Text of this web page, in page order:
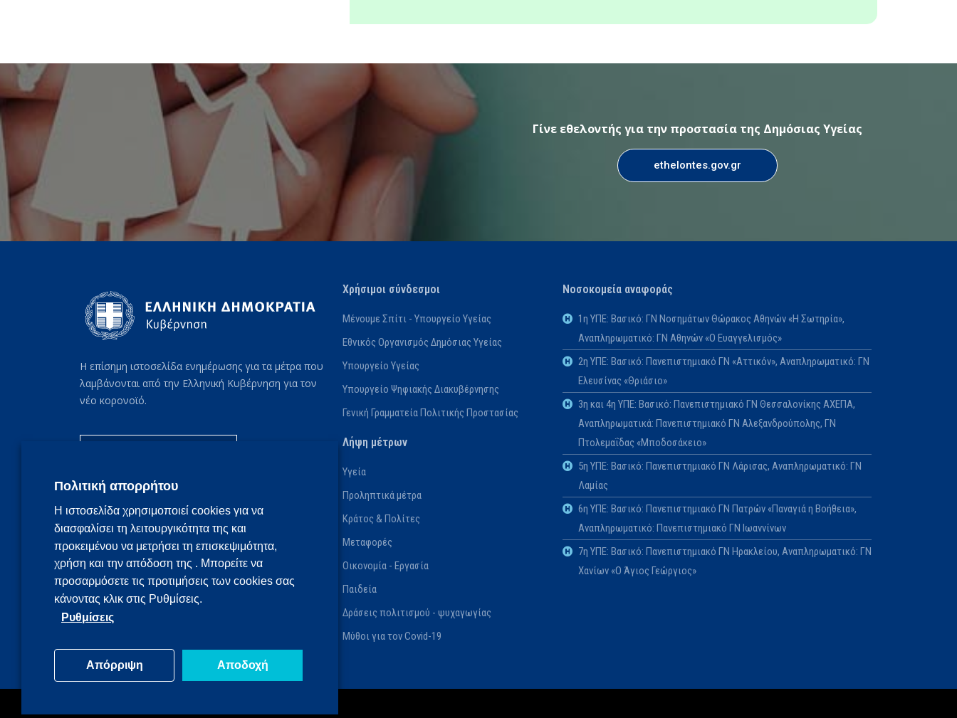
Γίνε εθελοντής για την προστασία της Δημόσιας Υγείας
ethelontes.gov.gr
Η επίσημη ιστοσελίδα ενημέρωσης για τα μέτρα που
λαμβάνονται από την Ελληνική Κυβέρνηση για τον
νέο κορονοϊό.
Χρήσιμοι σύνδεσμοι
Μένουμε Σπίτι - Υπουργείο Υγείας
Εθνικός Οργανισμός Δημόσιας Υγείας
Υπουργείο Υγείας
Υπουργείο Ψηφιακής Διακυβέρνησης
Γενική Γραμματεία Πολιτικής Προστασίας
Λήψη μέτρων
Υγεία
Προληπτικά μέτρα
Κράτος & Πολίτες
Μεταφορές
Οικονομία - Εργασία
Παιδεία
Δράσεις πολιτισμού - ψυχαγωγίας
Μύθοι για τον Covid-19
Νοσοκομεία αναφοράς
1η ΥΠΕ: Βασικό: ΓΝ Νοσημάτων Θώρακος Αθηνών «Η Σωτηρία»,
Αναπληρωματικό: ΓΝ Αθηνών «Ο Ευαγγελισμός»
2η ΥΠΕ: Βασικό: Πανεπιστημιακό ΓΝ «Αττικόν», Αναπληρωματικό: ΓΝ
Ελευσίνας «Θριάσιο»
3η και 4η ΥΠΕ: Βασικό: Πανεπιστημιακό ΓΝ Θεσσαλονίκης ΑΧΕΠΑ,
Αναπληρωματικά: Πανεπιστημιακό ΓΝ Αλεξανδρούπολης, ΓΝ
Πτολεμαΐδας «Μποδοσάκειο»
5η ΥΠΕ: Βασικό: Πανεπιστημιακό ΓΝ Λάρισας, Αναπληρωματικό: ΓΝ
Λαμίας
6η ΥΠΕ: Βασικό: Πανεπιστημιακό ΓΝ Πατρών «Παναγιά η Βοήθεια»,
Αναπληρωματικό: Πανεπιστημιακό ΓΝ Ιωαννίνων
7η ΥΠΕ: Βασικό: Πανεπιστημιακό ΓΝ Ηρακλείου, Αναπληρωματικό: ΓΝ
Χανίων «Ο Άγιος Γεώργιος»
Πολιτική απορρήτου
Η ιστοσελίδα χρησιμοποιεί cookies για να
διασφαλίσει τη λειτουργικότητα της και
προκειμένου να μετρήσει τη επισκεψιμότητα,
χρήση και την απόδοση της . Μπορείτε να
προσαρμόσετε τις προτιμήσεις των cookies σας
κάνοντας κλικ στις Ρυθμίσεις.
Ρυθμίσεις
Απόρριψη Αποδοχή